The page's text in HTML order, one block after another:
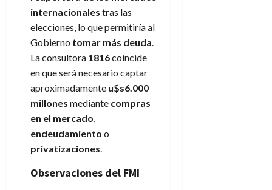
internacionales tras las
elecciones, lo que permitiría al
Gobierno tomar más deuda
La consultora 1816coincide
en que será necesario captar
aproximadamente u$s6.000
millones mediante compras
en el mercado
endeudamiento o
privatizaciones
Observaciones del FMI